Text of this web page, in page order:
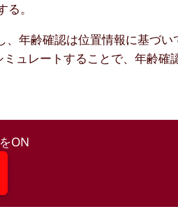
。
年齢確認は位置情報に基づい
ュレートすることで、年齢確
ON